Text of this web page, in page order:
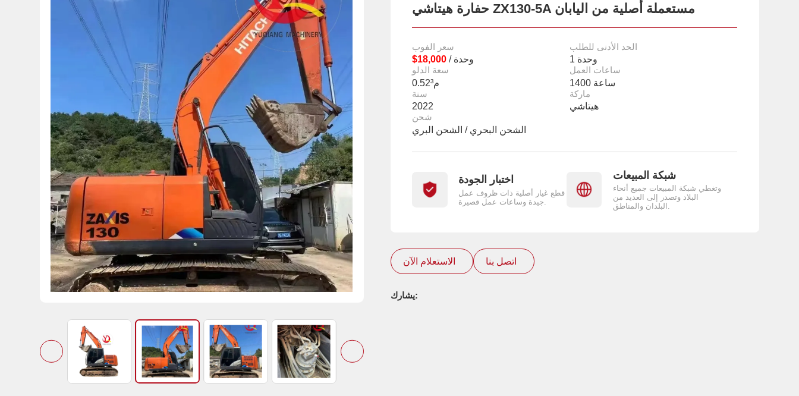
حفارة هيتاشي ZX130-5A مستعملة أصلية من اليابان
سعر الفوب
$18,000 / وحدة
الحد الأدنى للطلب
1 وحدة
سعة الدلو
0.52م³
ساعات العمل
1400 ساعة
سنة
2022
ماركة
هيتاشي
شحن
الشحن البحري / الشحن البري
اختبار الجودة
قطع غيار أصلية ذات ظروف عمل
شبكة المبيعات
وتغطي شبكة المبيعات جميع أنحاء
البلاد وتصدر إلى العديد من
البلدان والمناطق.
الاستعلام الآن اتصل بنا
يشارك: